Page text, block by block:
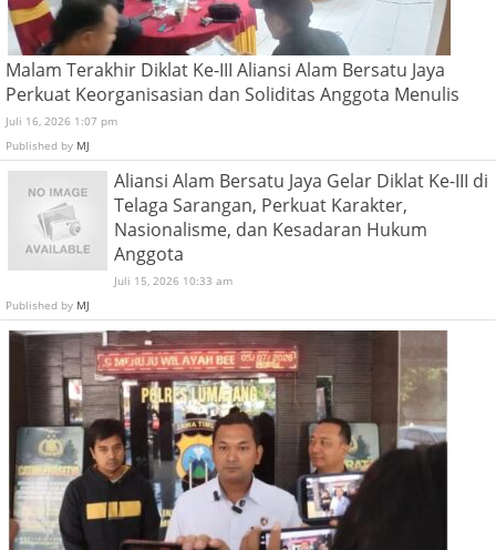
Malam Terakhir Diklat Ke-III Aliansi Alam Bersatu Jaya
Perkuat Keorganisasian dan Soliditas Anggota Menulis
Juli 16, 2026 1:07 pm
Published by MJ
Aliansi Alam Bersatu Jaya Gelar Diklat Ke-III di
Telaga Sarangan, Perkuat Karakter,
Nasionalisme, dan Kesadaran Hukum
Anggota
Juli 15, 2026 10:33 am
Published by MJ